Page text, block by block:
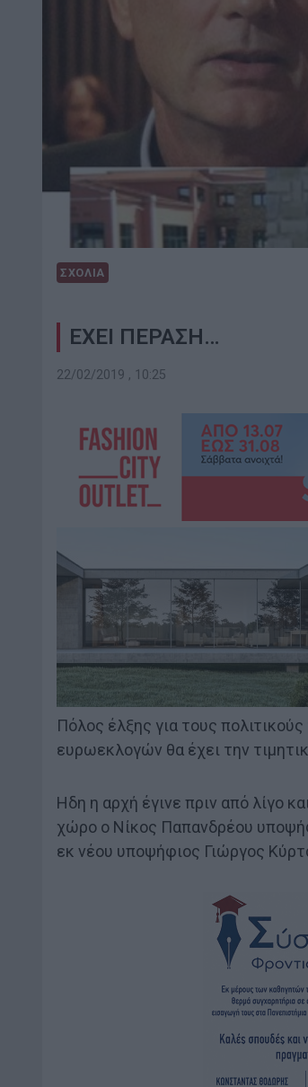
ΣΧΟΛΙΑ
ΕΧΕΙ ΠΕΡΑΣΗ…
22/02/2019 , 10:25
Πόλος έλξης για τους
ευρωεκλογών θα έχει την
Ηδη η αρχή έγινε πριν από λίγο
χώρο ο Νίκος Παπανδρέου
εκ νέου υποψήφιος Γιώργος